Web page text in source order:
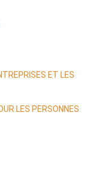
ET LES
LES PERSONNES